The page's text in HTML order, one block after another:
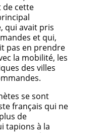
de cette
qui avait pris
et qui,
pas en prendre
la mobilité, les
des villes
se sont
français qui ne
de
tapions à la